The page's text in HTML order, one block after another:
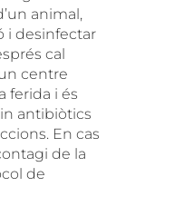
animal,
i desinfectar
cal
centre
ferida i és
antibiòtics
En cas
de la
de